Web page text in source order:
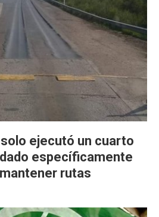
ejecutó un cuarto
específicamente
rutas